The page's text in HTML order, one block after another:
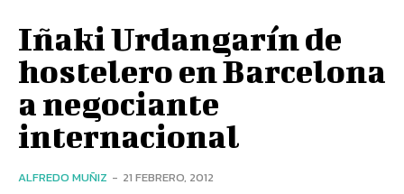
Iñaki Urdangarín de
hostelero en Barcelona
a negociante
internacional
ALFREDO MUÑIZ - 21 FEBRERO, 2012